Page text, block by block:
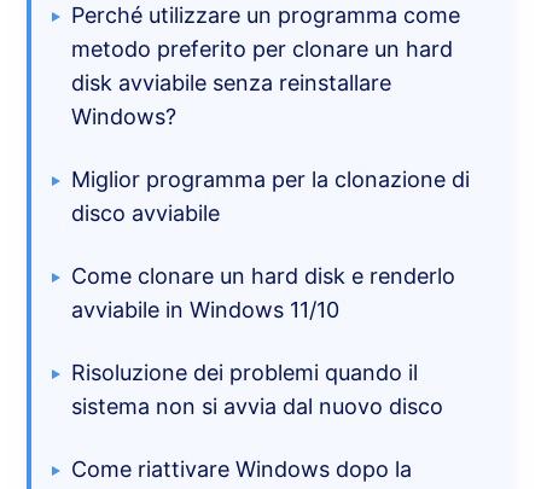
Perché utilizzare un programma come
metodo preferito per clonare un hard
disk avviabile senza reinstallare
Windows?
Miglior programma per la clonazione di
disco avviabile
Come clonare un hard disk e renderlo
avviabile in Windows 11/10
Risoluzione dei problemi quando il
sistema non si avvia dal nuovo disco
Come riattivare Windows dopo la